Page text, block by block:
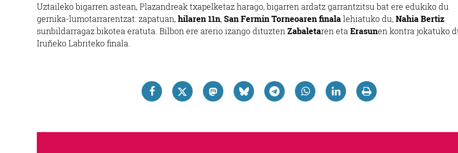
Uztaileko bigarren astean, Plazandreak txapelketaz harago, bigarren ardatz garrantzitsu bat ere edukiko du
gernika-lumotarrarentzat: zapatuan,hilaren 11n,San Fermin Torneoaren finalalehiatuko du,Nahia Bertiz
sunbildarragaz bikotea eratuta. Bilbon ere arerio izango dituzten Zabaletaren eta Erasunen kontra jokatuko
Iruñeko Labriteko finala.